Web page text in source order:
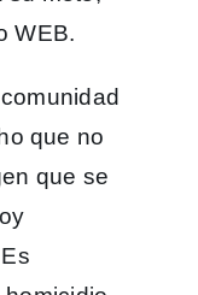
WEB.
que no
que se